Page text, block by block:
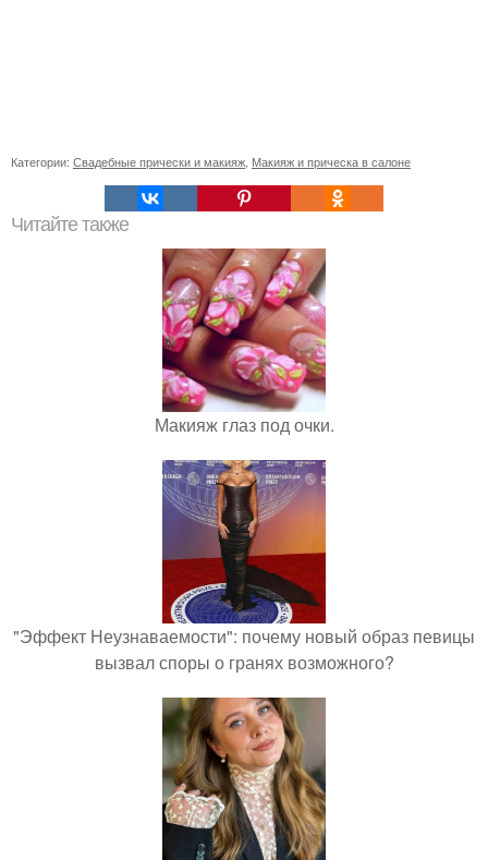
Категории: Свадебные прически и макияж Макияж и прическа в салоне
Читайте также
Макияж глаз под очки.
"Эффект Неузнаваемости": почему новый образ певицы
вызвал споры о гранях возможного?